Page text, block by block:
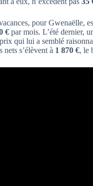
pour Gwenaëlle,
€ par mois. L’été dernier,
qui lui a semblé
nets s’élèvent à 1 870 €, le